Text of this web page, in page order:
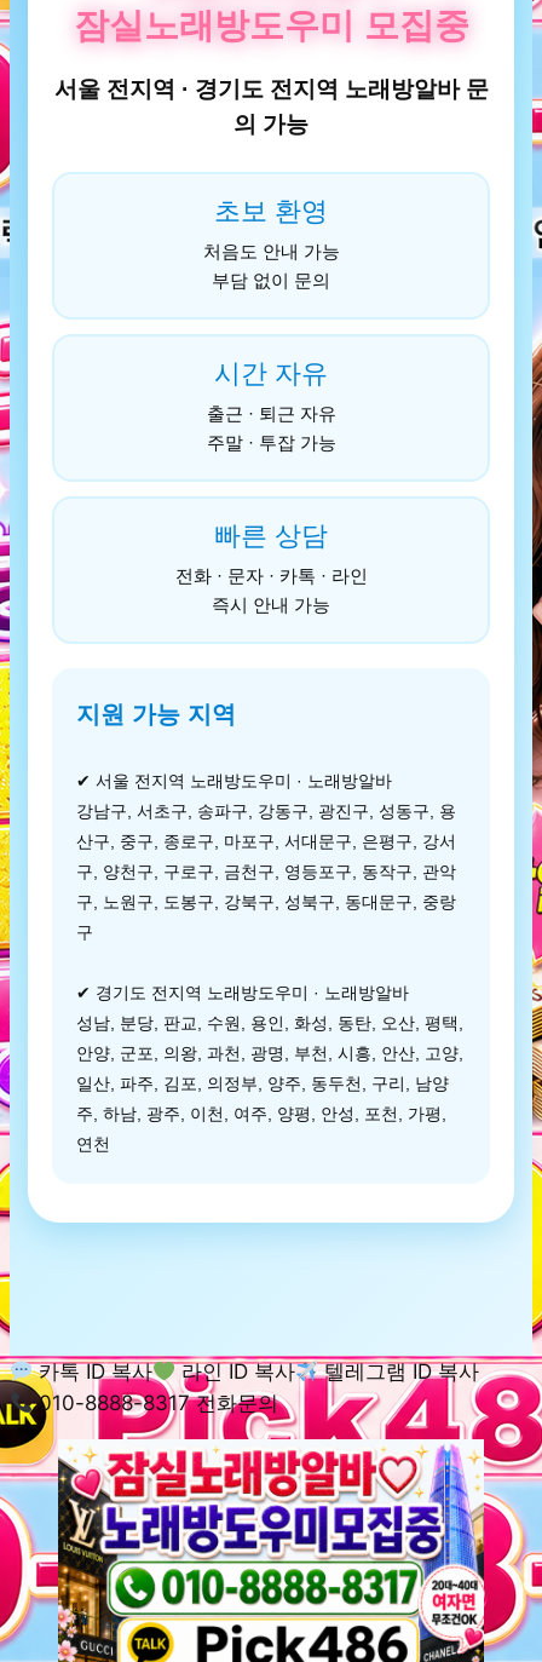
잠실노래방도우미 모집중
서울 전지역 · 경기도 전지역 노래방알바 문
의 가능
초보 환영
처음도 안내 가능
부담 없이 문의
시간 자유
출근 · 퇴근 자유
주말 · 투잡 가능
빠른 상담
전화 · 문자 · 카톡 · 라인
즉시 안내 가능
지원 가능 지역
✔ 서울 전지역 노래방도우미 · 노래방알바
강남구, 서초구, 송파구, 강동구, 광진구, 성동구, 용
산구, 중구, 종로구, 마포구, 서대문구, 은평구, 강서
구, 양천구, 구로구, 금천구, 영등포구, 동작구, 관악
구, 노원구, 도봉구, 강북구, 성북구, 동대문구, 중랑
구
✔ 경기도 전지역 노래방도우미 · 노래방알바
성남, 분당, 판교, 수원, 용인, 화성, 동탄, 오산, 평택,
안양, 군포, 의왕, 과천, 광명, 부천, 시흥, 안산, 고양,
일산, 파주, 김포, 의정부, 양주, 동두천, 구리, 남양
주, 하남, 광주, 이천, 여주, 양평, 안성, 포천, 가평,
연천
카톡 ID 복사 라인 ID 복사
텔레그램 ID 복사
010-8888-8317 전화문의